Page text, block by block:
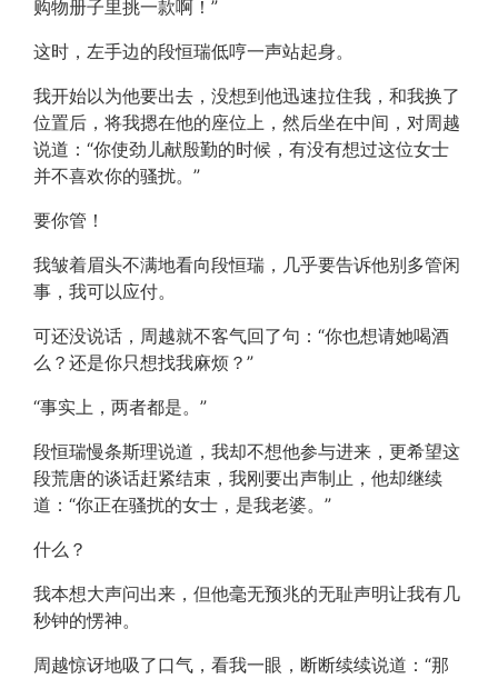
购物册子里挑一款啊！”
这时，左手边的段恒瑞低哼一声站起身。
我开始以为他要出去，没想到他迅速拉住我，和我换了
位置后，将我摁在他的座位上，然后坐在中间，对周越
说道：“你使劲儿献殷勤的时候，有没有想过这位女士
并不喜欢你的骚扰。”
要你管！
我皱着眉头不满地看向段恒瑞，几乎要告诉他别多管闲
事，我可以应付。
可还没说话，周越就不客气回了句：“你也想请她喝酒
么？还是你只想找我麻烦？”
“事实上，两者都是。”
段恒瑞慢条斯理说道，我却不想他参与进来，更希望这
段荒唐的谈话赶紧结束，我刚要出声制止，他却继续
道：“你正在骚扰的女士，是我老婆。”
什么？
我本想大声问出来，但他毫无预兆的无耻声明让我有几
秒钟的愣神。
周越惊讶地吸了口气，看我一眼，断断续续说道：“那